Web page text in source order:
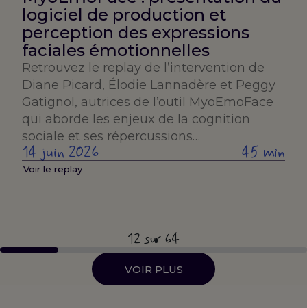
logiciel de production et
perception des expressions
faciales émotionnelles
Retrouvez le replay de l’intervention de
Diane Picard, Élodie Lannadère et Peggy
Gatignol, autrices de l’outil MyoEmoFace
qui aborde les enjeux de la cognition
sociale et ses répercussions…
14 juin 2026 45 min
Voir le replay
12 sur 64
VOIR PLUS